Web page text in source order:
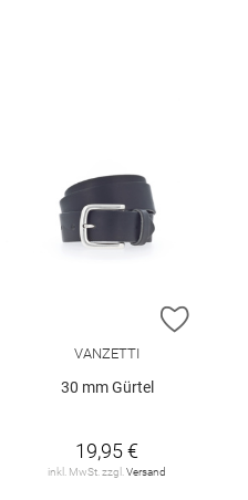
HINZUFÜGEN
ZUR
VANZETTI
30 mm Gürtel
19,95 €
inkl. MwSt. zzgl. Versand